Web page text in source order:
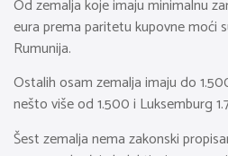
Od zemalja koje imaju minimalnu
eura prema paritetu kupovne moći
Rumunija.
Ostalih osam zemalja imaju do
nešto više od 1.500 i Luksemburg
Šest zemalja nema zakonski